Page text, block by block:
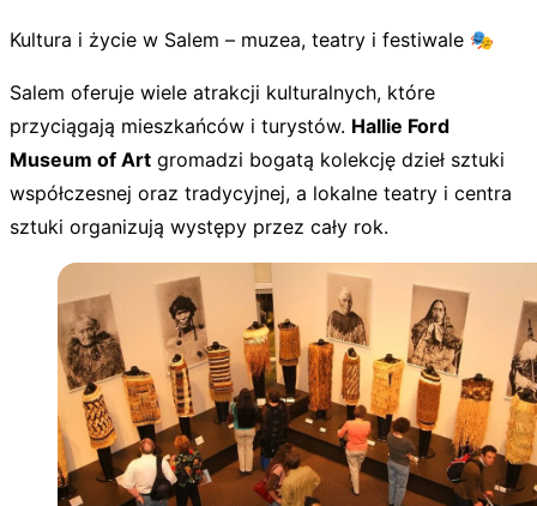
Kultura i życie w Salem – muzea, teatry i festiwale 🎭
Salem oferuje wiele atrakcji kulturalnych, które
przyciągają mieszkańców i turystów. Hallie Ford
Museum of Art gromadzi bogatą kolekcję dzieł sztuki
współczesnej oraz tradycyjnej, a lokalne teatry i centra
sztuki organizują występy przez cały rok.